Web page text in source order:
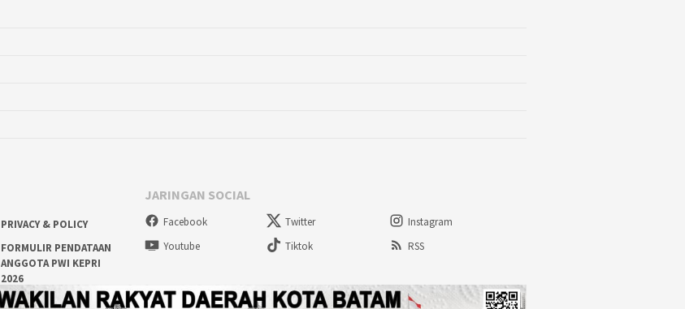
PRIVACY & POLICY
FORMULIR PENDATAAN
ANGGOTA PWI KEPRI
2026
JARINGAN SOCIAL
Facebook Twitter
Instagram
Youtube
Tiktok RSS